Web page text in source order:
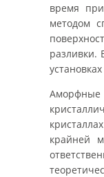
время
методом
разливки.
Аморфные
крайней